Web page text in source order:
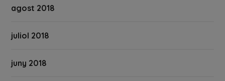
agost 2018
juliol 2018
juny 2018